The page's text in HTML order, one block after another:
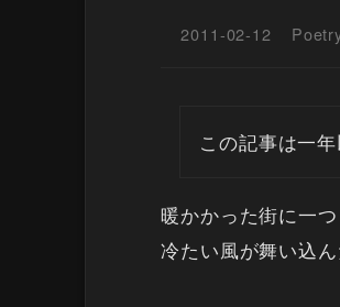
2011-02-12
この記事は一年
暖かかった街に一つ
冷たい風が舞い込